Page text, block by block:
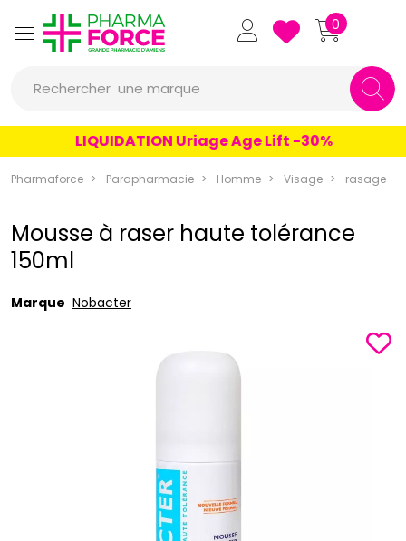
Pharmaforce Grande Pharmacie
0
Rechercher une marque
un conseil
un produit
LIQUIDATION Uriage Age Lift -30%
Pharmaforce Parapharmacie Homme Visage rasage
Mousse à raser haute tolérance
150ml
Marque Nobacter